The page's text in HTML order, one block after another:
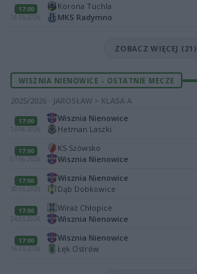
17:00
16.05.2026
Korona Tuchla
MKS Radymno
ZOBACZ WIĘCEJ (21)
WISZNIA NIENOWICE - OSTATNIE MECZE
2025/2026 · JAROSŁAW > KLASA A
17:00
14.06.2026
Wisznia Nienowice
Hetman Laszki
17:00
07.06.2026
KS Szówsko
Wisznia Nienowice
17:00
30.05.2026
Wisznia Nienowice
Dąb Dobkowice
17:00
24.05.2026
Wiraż Chłopice
Wisznia Nienowice
17:00
16.05.2026
Wisznia Nienowice
Łęk Ostrów